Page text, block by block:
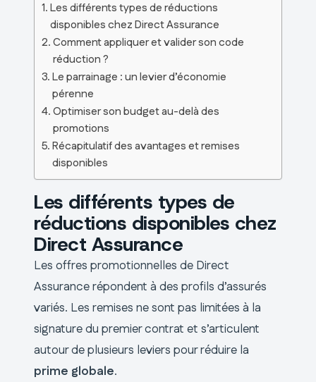
Les différents types de réductions
disponibles chez Direct Assurance
Comment appliquer et valider son code
réduction ?
Le parrainage : un levier d’économie
pérenne
Optimiser son budget au-delà des
promotions
Récapitulatif des avantages et remises
disponibles
Les différents types de
réductions disponibles chez
Direct Assurance
Les offres promotionnelles de Direct
Assurance répondent à des profils d’assurés
variés. Les remises ne sont pas limitées à la
signature du premier contrat et s’articulent
autour de plusieurs leviers pour réduire la
prime globale.